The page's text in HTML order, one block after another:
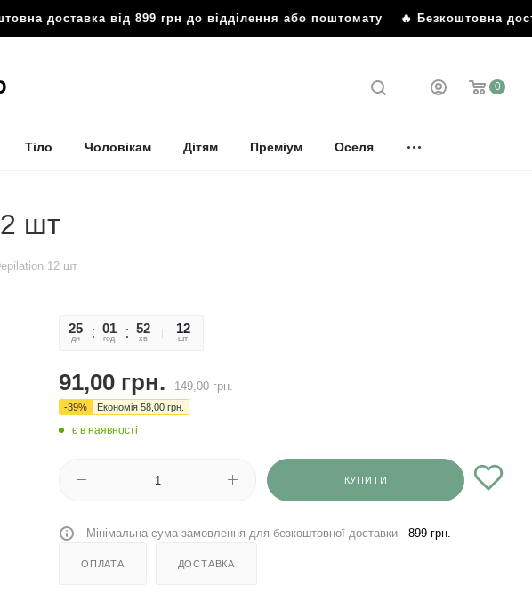
доставка від 899 грн до відділення або поштомату🔥 Безкоштовна
0
Тіло Чоловікам Дітям Преміум Оселя
шт
12 шт
25
дн
01
год
52
хв
14
сек
12
шт
91,00 грн. 149,00грн.
-39% Економія 58,00 грн.
є в наявності
КУПИТИ
Мінімальна сума замовлення для безкоштовної доставки - 899 грн.
ОПЛАТА ДОСТАВКА